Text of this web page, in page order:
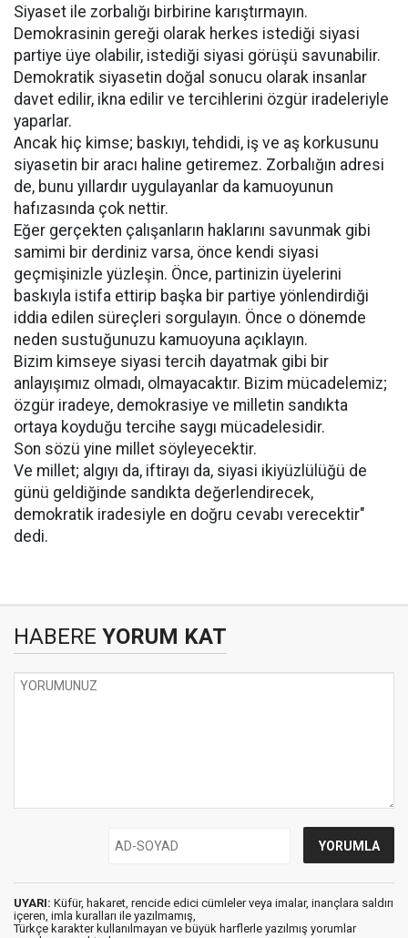
Siyaset ile zorbalığı birbirine karıştırmayın.
Demokrasinin gereği olarak herkes istediği siyasi
partiye üye olabilir, istediği siyasi görüşü savunabilir.
Demokratik siyasetin doğal sonucu olarak insanlar
davet edilir, ikna edilir ve tercihlerini özgür iradeleriyle
yaparlar.
Ancak hiç kimse; baskıyı, tehdidi, iş ve aş korkusunu
siyasetin bir aracı haline getiremez. Zorbalığın adresi
de, bunu yıllardır uygulayanlar da kamuoyunun
hafızasında çok nettir.
Eğer gerçekten çalışanların haklarını savunmak gibi
samimi bir derdiniz varsa, önce kendi siyasi
geçmişinizle yüzleşin. Önce, partinizin üyelerini
baskıyla istifa ettirip başka bir partiye yönlendirdiği
iddia edilen süreçleri sorgulayın. Önce o dönemde
neden sustuğunuzu kamuoyuna açıklayın.
Bizim kimseye siyasi tercih dayatmak gibi bir
anlayışımız olmadı, olmayacaktır. Bizim mücadelemiz;
özgür iradeye, demokrasiye ve milletin sandıkta
ortaya koyduğu tercihe saygı mücadelesidir.
Son sözü yine millet söyleyecektir.
Ve millet; algıyı da, iftirayı da, siyasi ikiyüzlülüğü de
günü geldiğinde sandıkta değerlendirecek,
demokratik iradesiyle en doğru cevabı verecektir"
dedi.
HABERE YORUM KAT
UYARI: Küfür, hakaret, rencide edici cümleler veya imalar, inançlara saldırı
içeren, imla kuralları ile yazılmamış,
Türkçe karakter kullanılmayan ve büyük harflerle yazılmış yorumlar